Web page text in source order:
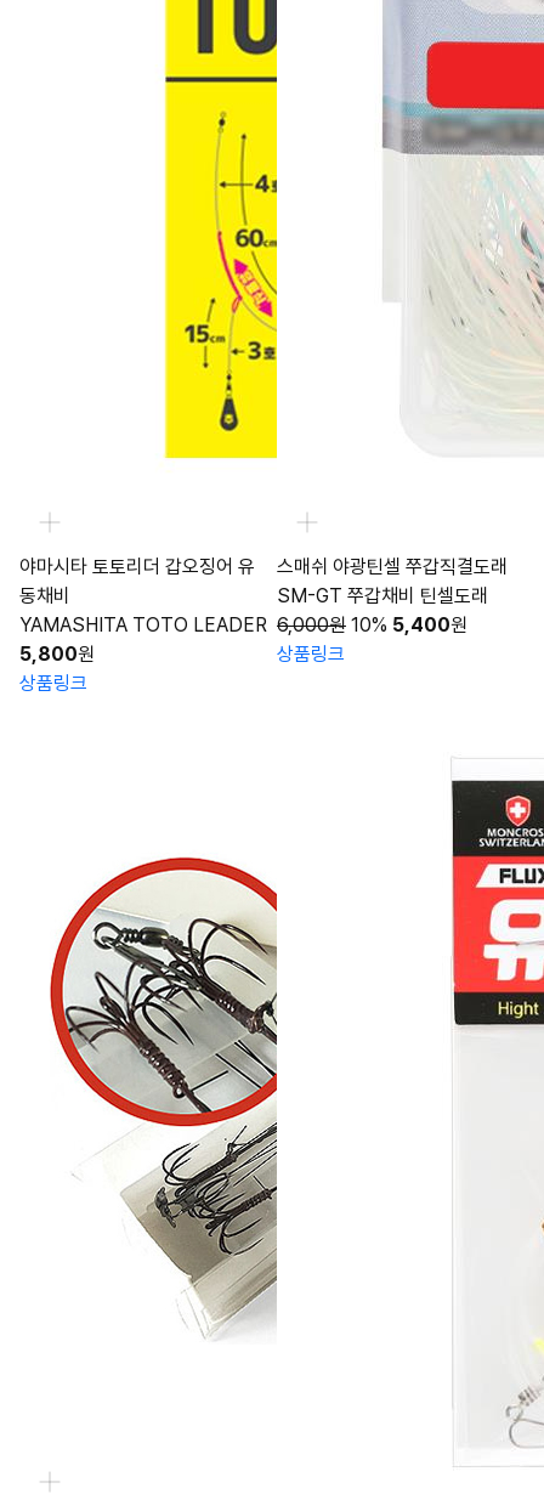
야마시타 토토리더 갑오징어 유
동채비
YAMASHITA TOTO LEADER
5,800원
상품링크
스매쉬 야광틴셀 쭈갑직결도래
SM-GT 쭈갑채비 틴셀도래
6,000원 10% 5,400원
상품링크